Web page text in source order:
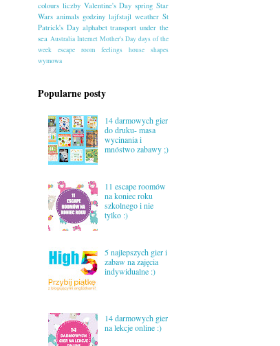
colours liczby Valentine's Day spring Star
Wars animals godziny lajfstajl weather St
Patrick's Day alphabet transport under the
sea Australia Internet Mother's Day days of the
week
escape room feelings house
shapes
wymowa
Popularne posty
14 darmowych gier
do druku- masa
wycinania i
mnóstwo zabawy ;)
11 escape roomów
na koniec roku
szkolnego i nie
tylko :)
5 najlepszych gier i
zabaw na zajęcia
indywidualne :)
14 darmowych gier
na lekcje online :)